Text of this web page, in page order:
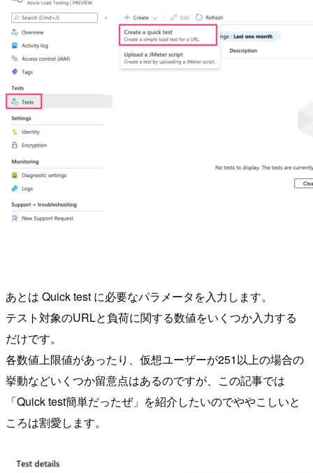
あとは Quick test に必要なパラメータを入力します。
テスト対象のURLと負荷に関する数値をいくつか入力する
だけです。
各数値上限値があったり、仮想ユーザーが251以上の場合の
挙動などいくつか留意点はあるのですが、この記事では
「Quick test簡単だったぜ」を紹介したいのでややこしいと
ころは割愛します。